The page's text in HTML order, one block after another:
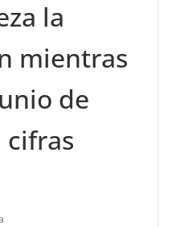
la
mientras
de
cifras